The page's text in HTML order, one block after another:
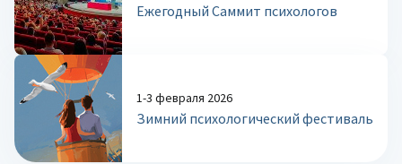
Ежегодный Саммит психологов
1-3 февраля 2026
Зимний психологический фестиваль